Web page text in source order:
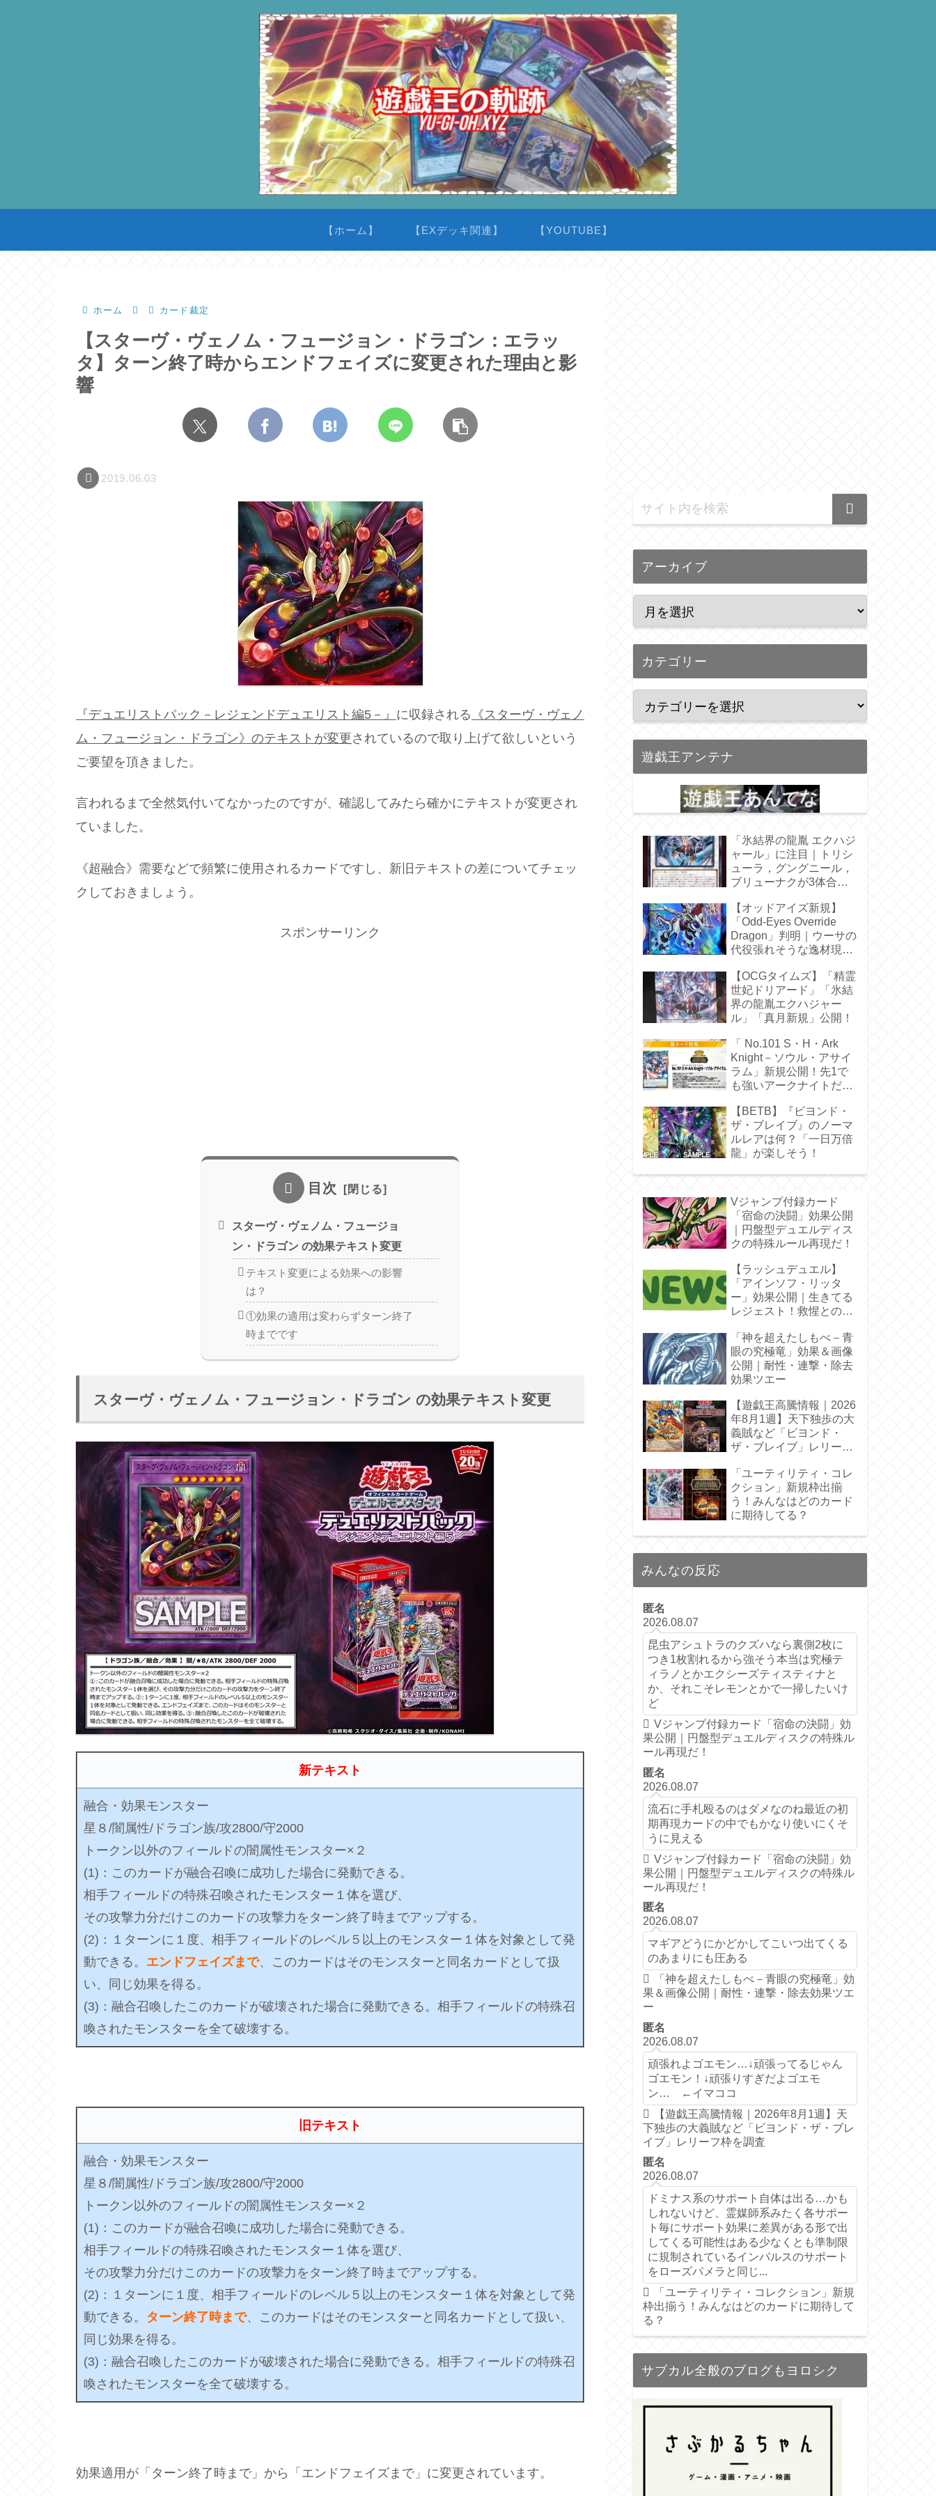
【ホーム】 【EXデッキ関連】 【YOUTUBE】
ホーム カード裁定
【スターヴ・ヴェノム・フュージョン・ドラゴン：エラッ
タ】ターン終了時からエンドフェイズに変更された理由と影
響
2019.06.03
『デュエリストパック－レジェンドデュエリスト編5－』 に収録される 《スターヴ・ヴェノ
ム・フュージョン・ドラゴン》のテキストが変更されているので取り上げて欲しいという
ご要望を頂きました。
言われるまで全然気付いてなかったのですが、確認してみたら確かにテキストが変更され
ていました。
《超融合》需要などで頻繁に使用されるカードですし、新旧テキストの差についてチェッ
クしておきましょう。
スポンサーリンク
目次
スターヴ・ヴェノム・フュージョ
ン・ドラゴン の効果テキスト変更
テキスト変更による効果への影響
は？
①効果の適用は変わらずターン終了
時までです
スターヴ・ヴェノム・フュージョン・ドラゴン の効果テキスト変更
新テキスト
融合・効果モンスター
星８/闇属性/ドラゴン族/攻2800/守2000
トークン以外のフィールドの闇属性モンスター×２
(1)：このカードが融合召喚に成功した場合に発動できる。
相手フィールドの特殊召喚されたモンスター１体を選び、
その攻撃力分だけこのカードの攻撃力をターン終了時までアップする。
(2)：１ターンに１度、相手フィールドのレベル５以上のモンスター１体を対象として発
動できる。 エンドフェイズまで、このカードはそのモンスターと同名カードとして扱
い、同じ効果を得る。
(3)：融合召喚したこのカードが破壊された場合に発動できる。相手フィールドの特殊召
喚されたモンスターを全て破壊する。
旧テキスト
融合・効果モンスター
星８/闇属性/ドラゴン族/攻2800/守2000
トークン以外のフィールドの闇属性モンスター×２
(1)：このカードが融合召喚に成功した場合に発動できる。
相手フィールドの特殊召喚されたモンスター１体を選び、
その攻撃力分だけこのカードの攻撃力をターン終了時までアップする。
(2)：１ターンに１度、相手フィールドのレベル５以上のモンスター１体を対象として発
動できる。 ターン終了時まで、このカードはそのモンスターと同名カードとして扱い、
同じ効果を得る。
(3)：融合召喚したこのカードが破壊された場合に発動できる。相手フィールドの特殊召
喚されたモンスターを全て破壊する。
効果適用が「ターン終了時まで」から「エンドフェイズまで」に変更されています。
アーカイブ
カテゴリー
遊戯王アンテナ
「氷結界の龍胤 エクハジ
ャール」に注目｜トリシ
ューラ，グングニール，
ブリューナクが3体合
【オッドアイズ新規】
「Odd-Eyes Override
Dragon」判明｜ウーサの
代役張れそうな逸材現
【OCGタイムズ】「精霊
世妃ドリアード」「氷結
界の龍胤エクハジャー
ル」「真月新規」公開！
「 No.101 S・H・Ark
Knight－ソウル・アサイ
ラム」新規公開！先1で
も強いアークナイトだ
【BETB】『ビヨンド・
ザ・ブレイブ』のノーマ
ルレアは何？「一日万倍
龍」が楽しそう！
Vジャンプ付録カード
「宿命の決闘」効果公開
｜円盤型デュエルディス
クの特殊ルール再現だ！
【ラッシュデュエル】
「アインソフ・リッタ
ー」効果公開｜生きてる
レジェスト！救惺との相
「神を超えたしもべ－青
眼の究極竜」効果＆画像
公開｜耐性・連撃・除去
効果ツエー
【遊戯王高騰情報｜2026
年8月1週】天下独歩の大
義賊など「ビヨンド・
ザ・ブレイブ」レリーフ
「ユーティリティ・コレ
クション」新規枠出揃
う！みんなはどのカード
に期待してる？
みんなの反応
匿名
2026.08.07
昆虫アシュトラのクズハなら裏側2枚に
つき1枚割れるから強そう本当は究極テ
ィラノとかエクシーズティスティナと
か、それこそレモンとかで一掃したいけ
ど
Vジャンプ付録カード「宿命の決闘」効
果公開｜円盤型デュエルディスクの特殊ル
ール再現だ！
匿名
2026.08.07
流石に手札殴るのはダメなのね最近の初
期再現カードの中でもかなり使いにくそ
うに見える
Vジャンプ付録カード「宿命の決闘」効
果公開｜円盤型デュエルディスクの特殊ル
ール再現だ！
匿名
2026.08.07
マギアどうにかどかしてこいつ出てくる
のあまりにも圧ある
「神を超えたしもべ－青眼の究極竜」効
果＆画像公開｜耐性・連撃・除去効果ツエ
ー
匿名
2026.08.07
頑張れよゴエモン…↓頑張ってるじゃん
ゴエモン！↓頑張りすぎだよゴエモ
ン… ←イマココ
【遊戯王高騰情報｜2026年8月1週】天
下独歩の大義賊など「ビヨンド・ザ・ブレ
イブ」レリーフ枠を調査
匿名
2026.08.07
ドミナス系のサポート自体は出る…かも
しれないけど、霊媒師系みたく各サポー
ト毎にサポート効果に差異がある形で出
してくる可能性はある少なくとも準制限
に規制されているインパルスのサポート
をローズパメラと同じ...
「ユーティリティ・コレクション」新規
枠出揃う！みんなはどのカードに期待して
る？
サブカル全般のブログもヨロシク